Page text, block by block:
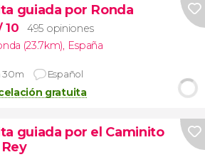
guiada por Ronda
10
495 opiniones
(23.7km), España
30m Español
gratuita
guiada por el Caminito